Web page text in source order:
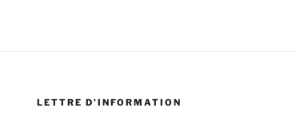
LETTRE D’INFORMATION